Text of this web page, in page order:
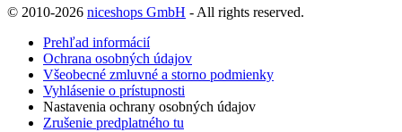
© 2010-2026 niceshops GmbH - All rights reserved.
Prehľad informácií
Ochrana osobných údajov
Všeobecné zmluvné a storno podmienky
Vyhlásenie o prístupnosti
Nastavenia ochrany osobných údajov
Zrušenie predplatného tu